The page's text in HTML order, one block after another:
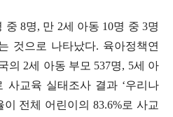
중8명, 만 2세 아동 10명 중3명
것으로 나타났다. 육아정책연
의 2세 아동 부모 537명, 5세 아
사교육 실태조사 결과 ‘우리나
이 전체 어린이의83.6%로 사교